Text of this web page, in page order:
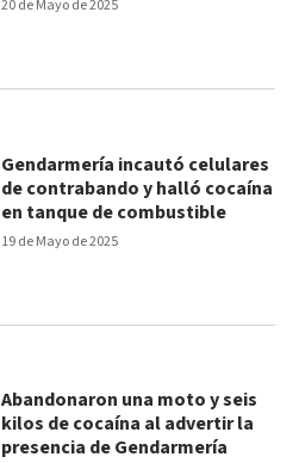
20 de Mayo de 2025
19 de Mayo de 2025
Gendarmería incautó celulares
de contrabando y halló cocaína
en tanque de combustible
Abandonaron una moto y seis
kilos de cocaína al advertir la
presencia de Gendarmería